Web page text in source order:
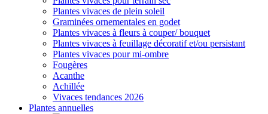
Plantes vivaces de plein soleil
Graminées ornementales en godet
Plantes vivaces à fleurs à couper/ bouquet
Plantes vivaces à feuillage décoratif et/ou persistant
Plantes vivaces pour mi-ombre
Fougères
Acanthe
Achillée
Vivaces tendances 2026
Plantes annuelles